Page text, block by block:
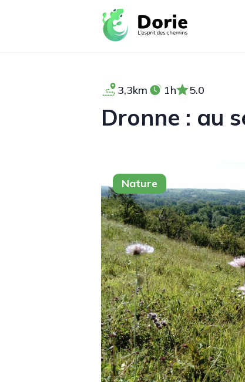
3,3km 1h 5.0
Dronne : au
Nature